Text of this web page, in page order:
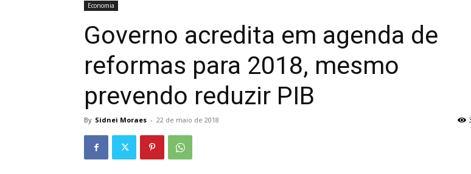
Economia
Governo acredita em agenda de
reformas para 2018, mesmo
prevendo reduzir PIB
By Sidnei Moraes - 22 de maio de 2018